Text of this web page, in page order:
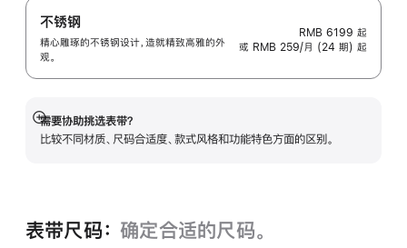
不锈钢
精心雕琢的不锈钢设计，造就精致高雅的外
观。
RMB 6199 起
或 RMB 259/月 (24 期) 起
需要协助挑选表带？
比较不同材质、尺码合适度、款式风格和功能特色方面的区别。
展
开
表带尺码： 确定合适的尺码。